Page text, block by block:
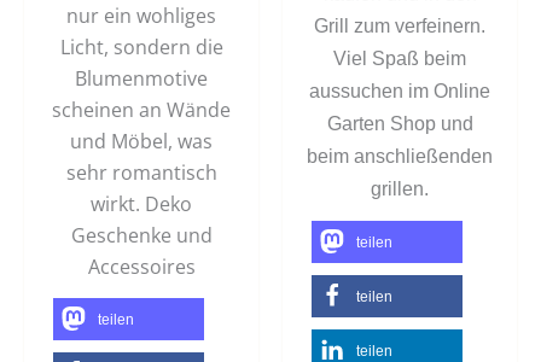
nur ein wohliges
Licht, sondern die
Blumenmotive
scheinen an Wände
und Möbel, was
sehr romantisch
wirkt. Deko
Geschenke und
Accessoires
teilen
Grill zum verfeinern.
Viel Spaß beim
aussuchen im Online
Garten Shop und
beim anschließenden
grillen.
teilen
teilen
teilen